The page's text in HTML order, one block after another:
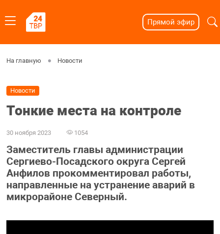
Прямой эфир
На главную Новости
Новости
Тонкие места на контроле
30 ноября 2023 1054
Заместитель главы администрации
Сергиево-Посадского округа Сергей
Анфилов прокомментировал работы,
направленные на устранение аварий в
микрорайоне Северный.